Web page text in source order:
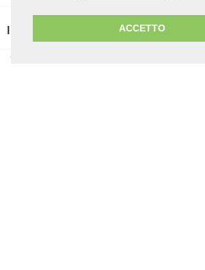
ACCETTO
INFORMAZIONI NEGOZIO
© 2026 ICT CUBE srl - P.IVA 07085050727